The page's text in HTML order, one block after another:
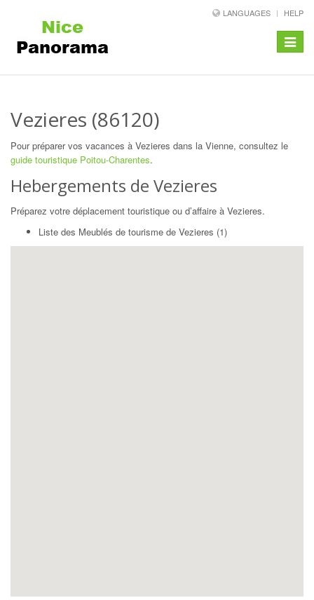
LANGUAGES HELP
Toggle
Vezieres (86120)
Pour préparer vos vacances à Vezieres dans la Vienne, consultez le
guide touristique Poitou-Charentes.
Hebergements de Vezieres
Préparez votre déplacement touristique ou d’affaire à Vezieres.
Liste des Meublés de tourisme de Vezieres (1)